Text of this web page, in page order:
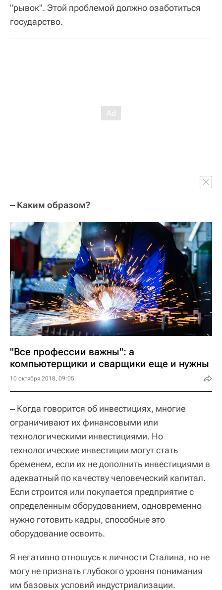
"рывок". Этой проблемой должно озаботиться
государство.
‒ Каким образом?
"Все профессии важны": а
компьютерщики и сварщики еще и нужны
10 октября 2018, 09:05
‒ Когда говорится об инвестициях, многие
ограничивают их финансовыми или
технологическими инвестициями. Но
технологические инвестиции могут стать
бременем, если их не дополнить инвестициями в
адекватный по качеству человеческий капитал.
Если строится или покупается предприятие с
определенным оборудованием, одновременно
нужно готовить кадры, способные это
оборудование освоить.
Я негативно отношусь к личности Сталина, но не
могу не признать глубокого уровня понимания
им базовых условий индустриализации.